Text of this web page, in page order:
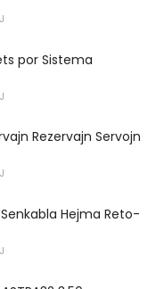
por Sistema
Rezervajn Servojn
Hejma Reto-